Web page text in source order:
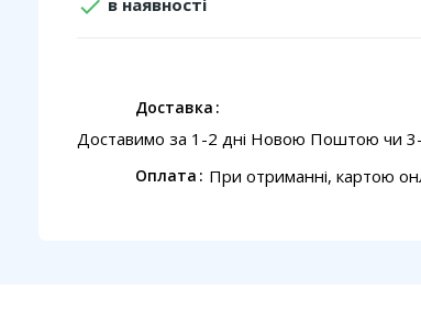
 в наявності
Доставка
Доставимо за 1-2 дні Новою Поштою чи
Оплата При отриманні, картою